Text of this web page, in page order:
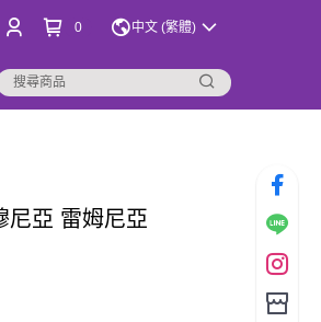
0 中文 (繁體)
尼亞 雷姆尼亞